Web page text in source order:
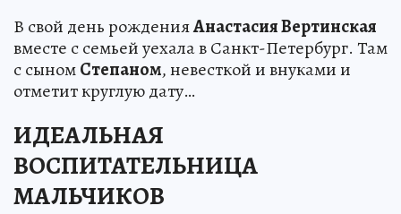
В свой день рожденияАнастасия Вертинская
вместе с семьей уехала в Санкт-Петербург. Там
с сыномСтепаном, невесткой и внуками и
отметит круглую дату…
ИДЕАЛЬНАЯ
ВОСПИТАТЕЛЬНИЦА
МАЛЬЧИКОВ